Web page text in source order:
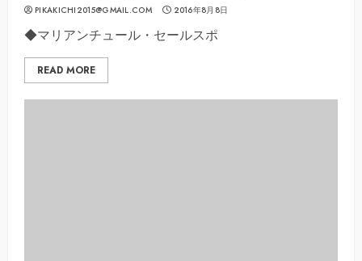
PIKAKICHI2015@GMAIL.COM 2016年8月8日
◆マリアンチュール・セールスポ
READ MORE